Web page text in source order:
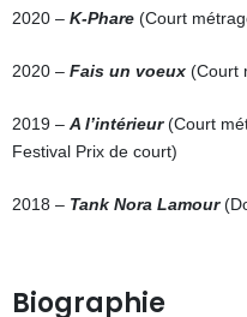
2020 – K-Phare (Court
2020 – Fais un voeux (Court
2019 – A l’intérieur(Court
Festival Prix de court)
2018 – Tank Nora Lamour
Biographie